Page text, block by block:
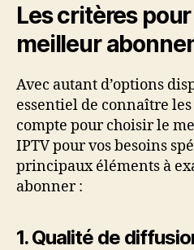
Les critères
meilleur
Avec autant d’options
essentiel de connaître
compte pour choisir le
IPTV pour vos besoins
principaux éléments à
abonner :
1.Qualité de